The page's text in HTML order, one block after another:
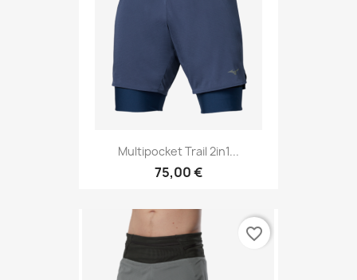
Multipocket Trail 2in1...
75,00 €
favorite_border